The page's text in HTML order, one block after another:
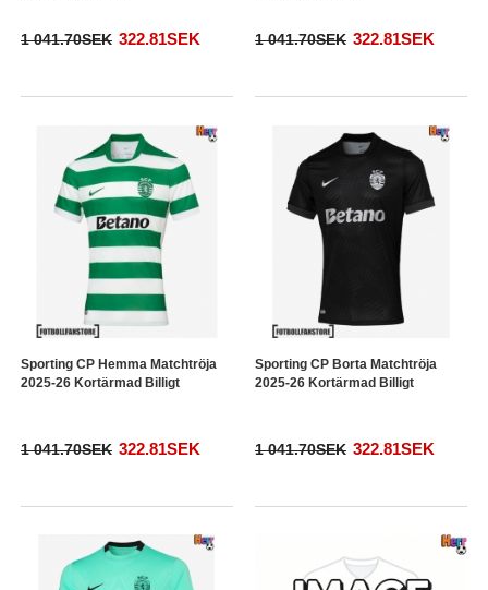
1 041.70SEK 322.81SEK 1 041.70SEK 322.81SEK
Sporting CP Hemma Matchtröja
2025-26 Kortärmad Billigt
1 041.70SEK 322.81SEK
Sporting CP Borta Matchtröja
2025-26 Kortärmad Billigt
1 041.70SEK 322.81SEK